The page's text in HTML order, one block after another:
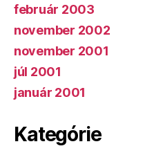
február 2003
november 2002
november 2001
júl 2001
január 2001
Kategórie